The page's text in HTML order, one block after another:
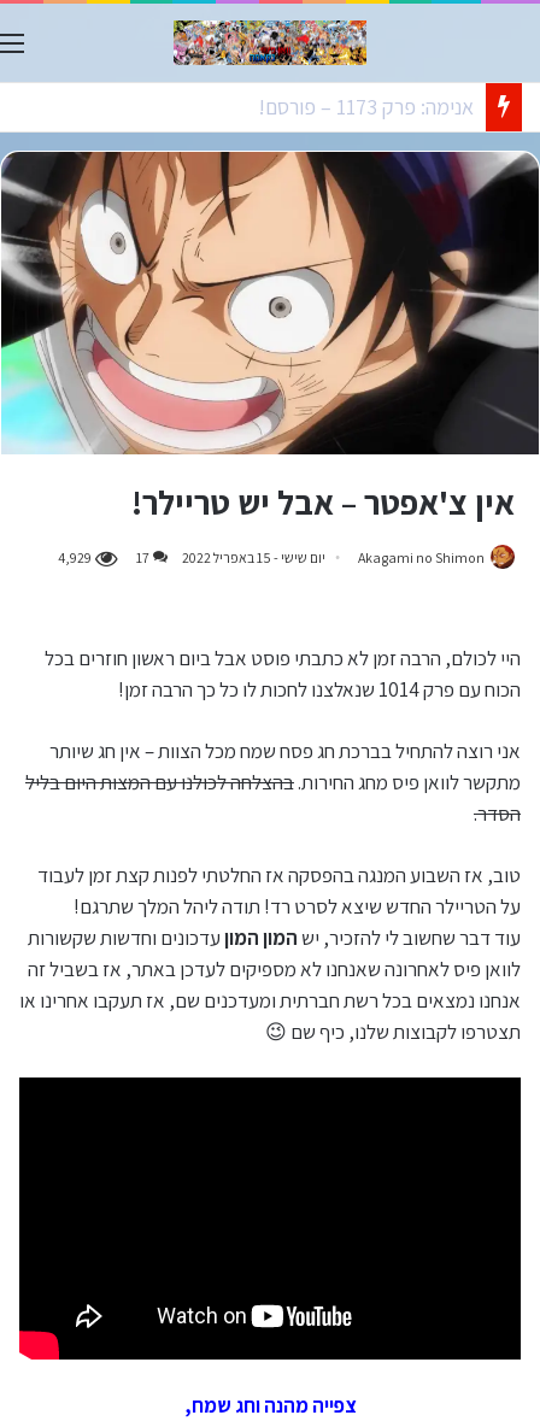
אנימה: פרק 1173 – פורסם!
אין צ'אפטר – אבל יש טריילר!
Akagami no Shimon יום שישי - 15 באפריל 2022 17
4,929
היי לכולם, הרבה זמן לא כתבתי פוסט אבל ביום ראשון חוזרים בכל
הכוח עם פרק 1014 שנאלצנו לחכות לו כל כך הרבה זמן!
אני רוצה להתחיל בברכת חג פסח שמח מכל הצוות – אין חג שיותר
מתקשר לוואן פיס מחג החירות.בהצלחה לכולנו עם המצות היום בליל
הסדר.
טוב, אז השבוע המנגה בהפסקה אז החלטתי לפנות קצת זמן לעבוד
על הטריילר החדש שיצא לסרט רד! תודה ליהל המלך שתרגם!
עוד דבר שחשוב לי להזכיר, יש המון המוןעדכונים וחדשות שקשורות
לוואן פיס לאחרונה שאנחנו לא מספיקים לעדכן באתר, אז בשביל זה
אנחנו נמצאים בכל רשת חברתית ומעדכנים שם, אז תעקבו אחרינו או
תצטרפו לקבוצות שלנו, כיף שם 😉
צפייה מהנה וחג שמח,